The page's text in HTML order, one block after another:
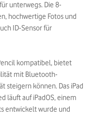
unterwegs. Die 8-
hochwertige Fotos und
ID-Sensor für
kompatibel, bietet
mit Bluetooth-
steigern können. Das iPad
läuft auf iPadOS, einem
entwickelt wurde und